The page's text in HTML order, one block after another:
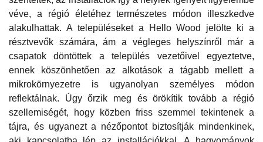
véve, a régió életéhez természetes módon illeszkedve
alakulhattak. A településeket a Hello Wood jelölte ki a
résztvevők számára, ám a végleges helyszínről már a
csapatok döntöttek a település vezetőivel egyeztetve,
ennek köszönhetően az alkotások a tágabb mellett a
mikrokörnyezetre is ugyanolyan személyes módon
reflektálnak. Úgy őrzik meg és örökítik tovább a régió
szellemiségét, hogy közben friss szemmel tekintenek a
tájra, és ugyanezt a nézőpontot biztosítják mindenkinek,